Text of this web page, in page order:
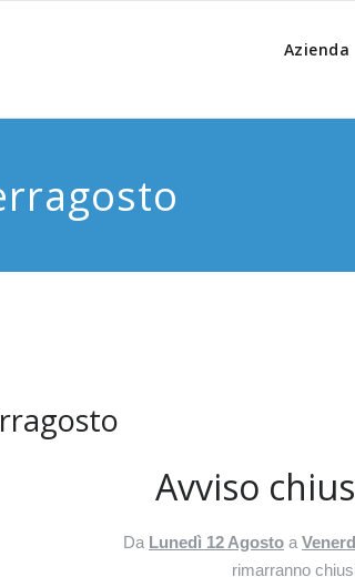
Azienda
Avviso
Da Lunedì 12 Agosto a
rimarranno